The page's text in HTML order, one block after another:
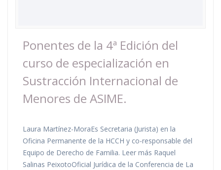
Ponentes de la 4ª Edición del
curso de especialización en
Sustracción Internacional de
Menores de ASIME.
Laura Martínez-MoraEs Secretaria (Jurista) en la
Oficina Permanente de la HCCH y co-responsable del
Equipo de Derecho de Familia. Leer más Raquel
Salinas PeixotoOficial Jurídica de la Conferencia de La